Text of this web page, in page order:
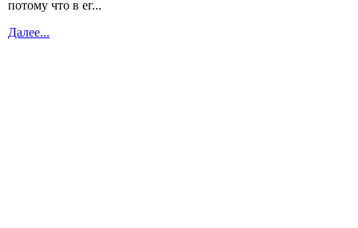
потому что в ег...
Далее...